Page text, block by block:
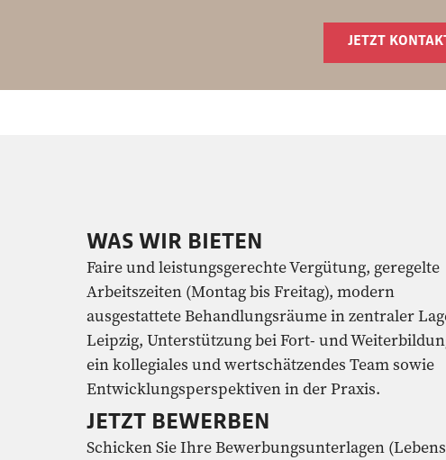
JETZT
WAS WIR BIETEN
Faire und leistungsgerechte Vergütung, geregelte
Arbeitszeiten (Montag bis Freitag), modern
ausgestattete Behandlungsräume in zentraler
Leipzig, Unterstützung bei Fort- und
ein kollegiales und wertschätzendes Team sowie
Entwicklungsperspektiven in der Praxis.
JETZT BEWERBEN
Schicken Sie Ihre Bewerbungsunterlagen